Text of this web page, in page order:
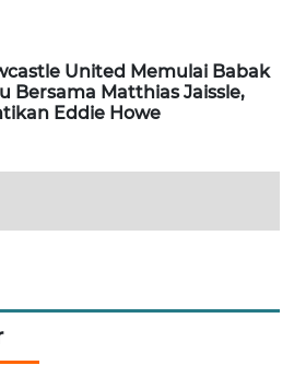
United Memulai Babak
Bersama Matthias Jaissle,
Eddie Howe